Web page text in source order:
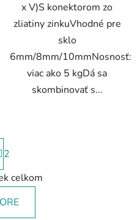
x V)S konektorom zo
zliatiny zinkuVhodné pre
sklo
6mm/8mm/10mmNosnosť:
viac ako 5 kgDá sa
skombinovať s...
v
l
k
2
celkom